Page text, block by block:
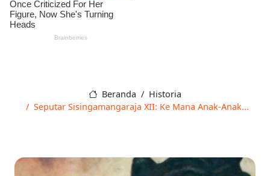
Beranda
Historia
Seputar Sisingamangaraja XII: Ke Mana Anak-Anak...